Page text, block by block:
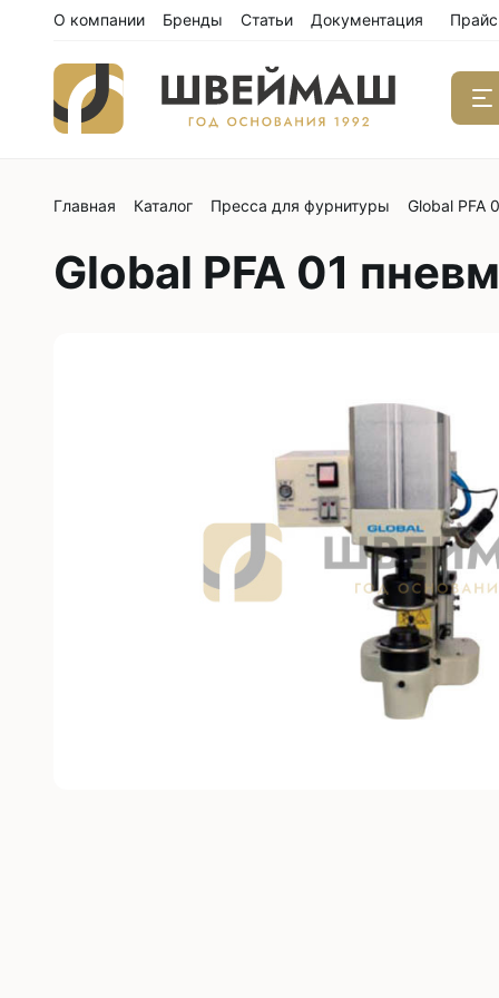
О компании Бренды Статьи Документация Прайс
С
С
Без
С
стежка
Машины
Главная Каталог Пресса для фурнитуры Global PFA
Global PFA 01